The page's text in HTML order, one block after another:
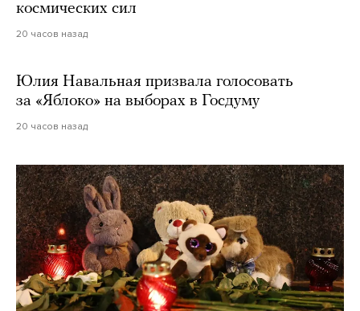
космических сил
20 часов назад
Юлия Навальная призвала голосовать
за «Яблоко» на выборах в Госдуму
20 часов назад